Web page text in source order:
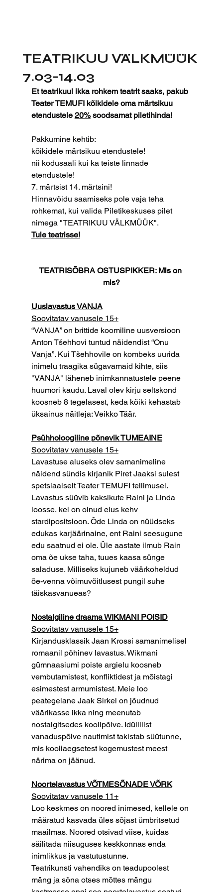
TEATRIKUU VÄLKMÜÜK
7.03-14.03
Et teatrikuul ikka rohkem teatrit saaks, pakub
Teater TEMUFI kõikidele oma märtsikuu
etendustele 20% soodsamat piletihinda!
Pakkumine kehtib:
kõikidele märtsikuu etendustele!
nii kodusaali kui ka teiste linnade
etendustele!
7. märtsist 14. märtsini!
Hinnavõidu saamiseks pole vaja teha
rohkemat, kui valida Piletikeskuses pilet
nimega "TEATRIKUU VÄLKMÜÜK".
Tule teatrisse!
TEATRISÕBRA OSTUSPIKKER: Mis on
mis?
Uuslavastus VANJA
Soovitatav vanusele 15+
“VANJA” on brittide koomiline uusversioon
Anton Tšehhovi tuntud näidendist “Onu
Vanja”. Kui Tšehhovile on kombeks uurida
inimelu traagika sügavamaid kihte, siis
"VANJA" läheneb inimkannatustele peene
huumori kaudu. Laval olev kirju seltskond
koosneb 8 tegelasest, keda kõiki kehastab
üksainus näitleja: Veikko Täär.
Psühholoogiline põnevik TUMEAINE
Soovitatav vanusele 15+
Lavastuse aluseks olev samanimeline
näidend sündis kirjanik Piret Jaaksi sulest
spetsiaalselt Teater TEMUFI tellimusel.
Lavastus süüvib kaksikute Raini ja Linda
loosse, kel on olnud elus kehv
stardipositsioon. Õde Linda on nüüdseks
edukas karjäärinaine, ent Raini seesugune
edu saatnud ei ole. Üle aastate ilmub Rain
oma õe ukse taha, tuues kaasa sünge
saladuse. Milliseks kujuneb väärkoheldud
õe-venna võimuvõitlusest pungil suhe
täiskasvanueas?
Nostalgiline draama WIKMANI POISID
Soovitatav vanusele 15+
Kirjandusklassik Jaan Krossi samanimelisel
romaanil põhinev lavastus. Wikmani
gümnaasiumi poiste argielu koosneb
vembutamistest, konfliktidest ja mõistagi
esimestest armumistest. Meie loo
peategelane Jaak Sirkel on jõudnud
väärikasse ikka ning meenutab
nostalgitsedes koolipõlve. Idüllilist
vanaduspõlve nautimist takistab süütunne,
mis kooliaegsetest kogemustest meest
närima on jäänud.
Noortelavastus VÕTMESÕNADE VÕRK
Soovitatav vanusele 11+
Loo keskmes on noored inimesed, kellele on
määratud kasvada üles sõjast ümbritsetud
maailmas. Noored otsivad viise, kuidas
säilitada niisuguses keskkonnas enda
inimlikkus ja vastutustunne.
Teatrikunsti vahendiks on teadupoolest
mäng ja sõna otses mõttes mängu